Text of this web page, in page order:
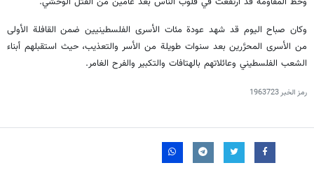
وکان صباح الیوم قد شهد عودة مئات الأسرى الفلسطینیین ضمن القافلة الأولى
من الأسرى المحرَّرین بعد سنوات طویلة من الأسر والتعذیب، حیث استقبلهم أبناء
الشعب الفلسطيني وعائلاتهم بالهتافات والتکبیر والفرح الغامر.
رمز الخبر1963723